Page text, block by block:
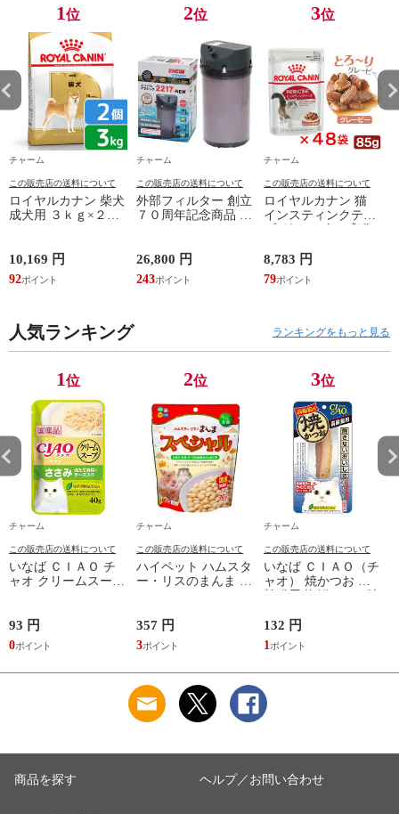
1位
チャーム
この販売店の送料について
ロイヤルカナン 柴犬
成犬用 ３ｋｇ×２袋
お一人様２点限り 関
東当日便
10,169 円
92
2位
チャーム
この販売店の送料について
外部フィルター 創立
７０周年記念商品 エ
グレー ５０Ｈｚ 東
日本用 水槽 アクア
リウム 関東当日便
26,800 円
243
3位
チャーム
この販売店の送料について
ロイヤルカナン 猫
インスティンクティ
袋 お一人様１点限り
関東当日便
8,783 円
79
人気ランキング ランキングをもっと見る
1位
チャーム
この販売店の送料について
いなば ＣＩＡＯ チ
ャオ クリームスープ
４０ｇ 猫 キャット
フード 関東当日便
93 円
0
2位
チャーム
この販売店の送料について
ハイペット ハムスタ
ー・リスのまんま ス
東当日便
357 円
3
3位
チャーム
この販売店の送料について
いなば ＣＩＡＯ（チ
ャオ） 焼かつお 高
当日便
132 円
1
商品を探す ヘルプ／お問い合わせ